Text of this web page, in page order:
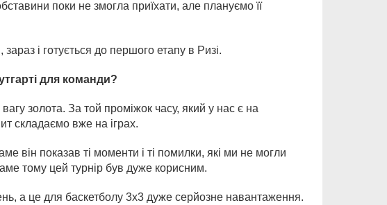
поки не змогла приїхати, але плануємо її
і готується до першого етапу в Ризі.
для команди?
золота. За той проміжок часу, який у нас є на
складаємо вже на іграх.
він показав ті моменти і ті помилки, які ми не могли
тому цей турнір був дуже корисним.
а це для баскетболу 3х3 дуже серйозне навантаження.